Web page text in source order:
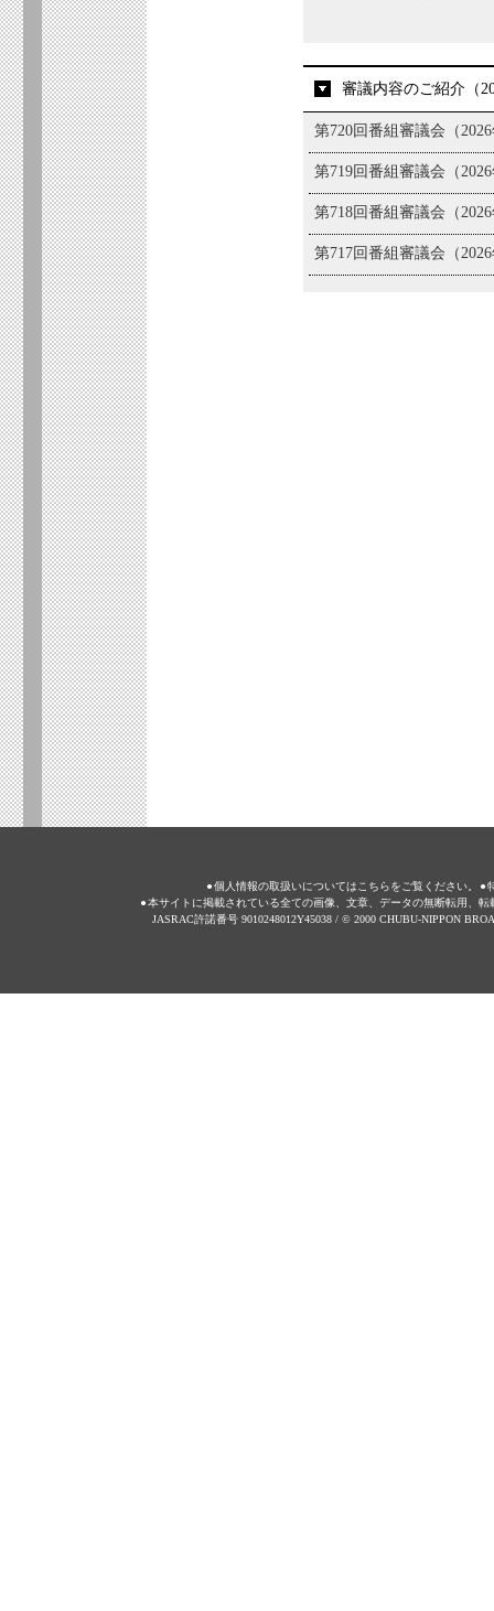
審議内容のご紹介（
第720回番組審議会（
第719回番組審議会（
第718回番組審議会（
第717回番組審議会（
●個人情報の取扱いについてはこちらをご覧ください。 ●
● 本サイトに掲載されている全ての画像、文章、データの無断転用、
JASRAC許諾番号 9010248012Y45038 / © 2000 CHUBU-NIPPON